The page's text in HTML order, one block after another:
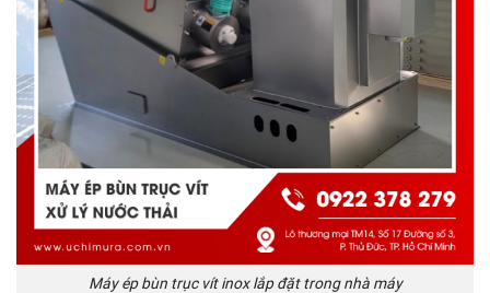
Máy ép bùn trục vít inox lắp đặt trong nhà máy